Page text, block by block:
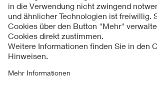
Kontakt
Impressum
Datenschutzinformationen
Cookie Hinweise
Compliance